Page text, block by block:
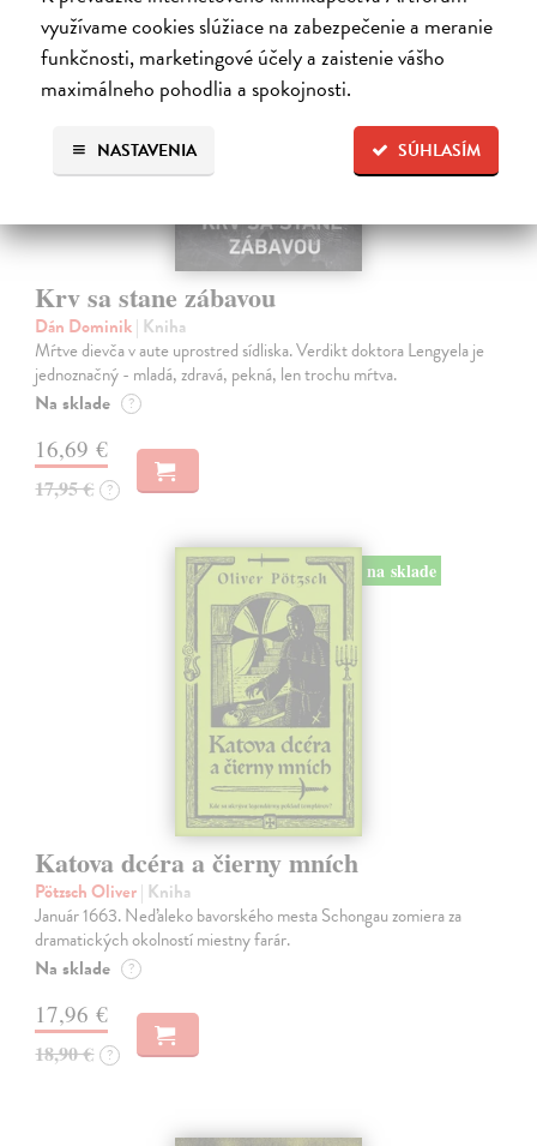
využívame cookies slúžiace na zabezpečenie a meranie
funkčnosti, marketingové účely a zaistenie vášho
maximálneho pohodlia a spokojnosti.
SÚHLASÍM
NASTAVENIA
na sklade
Krv sa stane zábavou
Dán Dominik| Kniha
Mŕtve dievča v aute uprostred sídliska. Verdikt doktora Lengyela je
jednoznačný - mladá, zdravá, pekná, len trochu mŕtva.
Na sklade ?
16,69 €
17,95 € ?
na sklade
Katova dcéra a čierny mních
Pötzsch Oliver| Kniha
Január 1663. Neďaleko bavorského mesta Schongau zomiera za
dramatických okolností miestny farár.
Na sklade ?
17,96 €
18,90 € ?